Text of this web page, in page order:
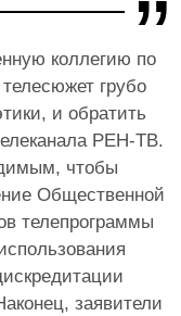
коллегию по
грубо
и обратить
РЕН-ТВ.
чтобы
Общественной
телепрограммы
заявители